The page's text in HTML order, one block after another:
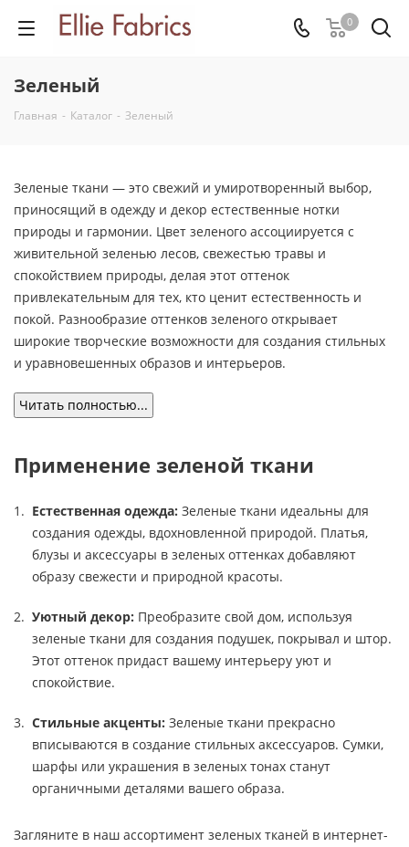
0
Зеленый
Главная - Каталог - Зеленый
Зеленые ткани — это свежий и умиротворенный выбор,
приносящий в одежду и декор естественные нотки
природы и гармонии. Цвет зеленого ассоциируется с
живительной зеленью лесов, свежестью травы и
спокойствием природы, делая этот оттенок
привлекательным для тех, кто ценит естественность и
покой. Разнообразие оттенков зеленого открывает
широкие творческие возможности для создания стильных
и уравновешенных образов и интерьеров.
Читать полностью...
Применение зеленой ткани
Естественная одежда: Зеленые ткани идеальны для
создания одежды, вдохновленной природой. Платья,
блузы и аксессуары в зеленых оттенках добавляют
образу свежести и природной красоты.
Уютный декор: Преобразите свой дом, используя
зеленые ткани для создания подушек, покрывал и штор.
Этот оттенок придаст вашему интерьеру уют и
спокойствие.
Стильные акценты: Зеленые ткани прекрасно
вписываются в создание стильных аксессуаров. Сумки,
шарфы или украшения в зеленых тонах станут
органичными деталями вашего образа.
Загляните в наш ассортимент зеленых тканей в интернет-